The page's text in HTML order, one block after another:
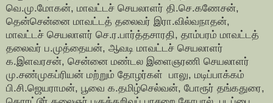
வெ.மு.மோகன், மாவட்டச் செயலாளர் தி.செ.கணேசன்,
தென்சென்னை மாவட்டத் தலைவர் இரா.வில்வநாதன்,
மாவட்டச் செயலாளர் செ.ர.பார்த்தசாரதி, தாம்பரம் மாவட்டத்
தலைவர் ப.முத்தையன், ஆவடி மாவட்டச் செயலாளர்
க.இளவரசன், சென்னை மண்டல இளைஞரணி செயலாளர்
மு.சண்முகப்ரியன் மற்றும் தோழர்கள் பாலு, மடிப்பாக்கம்
பி.சி.ஜெயராமன், பூவை க.தமிழ்செல்வன், போரூர் தங்கதுரை,